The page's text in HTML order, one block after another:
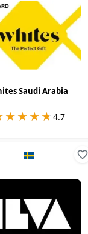
Saudi Arabia
4.7